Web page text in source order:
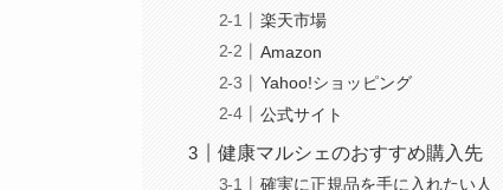
楽天市場
Amazon
Yahoo!ショッピング
公式サイト
健康マルシェのおすすめ購入先
確実に正規品を手に入れたい人